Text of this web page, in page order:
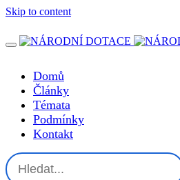
Skip to content
Domů
Články
Témata
Podmínky
Kontakt